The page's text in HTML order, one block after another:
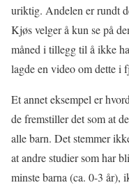
uriktig. Andelen er rundt
Kjøs velger å kun se på
måned i tillegg til å ikke
lagde en video om dette i
Et annet eksempel er
de fremstiller det som at
alle barn. Det stemmer
at andre studier som har
minste barna (ca. 0-3 år),